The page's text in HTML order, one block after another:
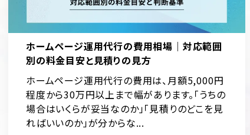
ホームページ運用代行の費用相場｜対応範囲
別の料金目安と見積りの見方
ホームページ運用代行の費用は、月額5,000円
程度から30万円以上まで幅があります。「うちの
場合はいくらが妥当なのか」「見積りのどこを見
ればいいのか」が分からな...